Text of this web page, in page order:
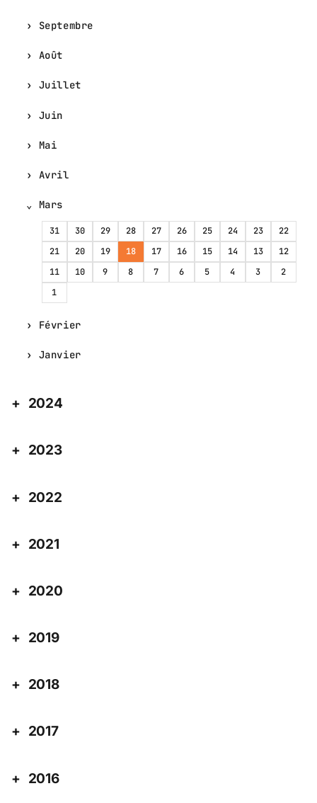
Septembre
Août
Juillet
Juin
Mai
Avril
Mars
31 30 29 28 27 26 25 24 23
22
21
20 19 18 17 16 15 14 13
12
11
10 9 8 7 6 5 4 3
2
1
Février
Janvier
2024
2023
2022
2021
2020
2019
2018
2017
2016